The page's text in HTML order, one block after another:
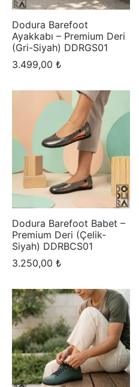
Dodura Barefoot
Ayakkabı – Premium Deri
(Gri-Siyah) DDRGS01
3.499,00 ₺
Dodura Barefoot Babet –
Premium Deri (Çelik-
Siyah) DDRBCS01
3.250,00 ₺
Instagram
Ölçü Rehberi
Bakım Rehberi
yapmak ister misiniz ?
yapmak ister misiniz ?